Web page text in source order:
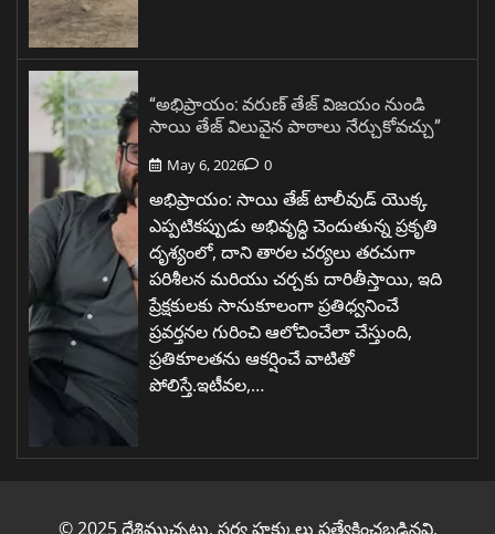
“అభిప్రాయం: వరుణ్ తేజ్ విజయం నుండి
సాయి తేజ్ విలువైన పాఠాలు నేర్చుకోవచ్చు”
May 6, 2026 0
అభిప్రాయం: సాయి తేజ్ టాలీవుడ్ యొక్క
ఎప్పటికప్పుడు అభివృద్ధి చెందుతున్న ప్రకృతి
దృశ్యంలో, దాని తారల చర్యలు తరచుగా
పరిశీలన మరియు చర్చకు దారితీస్తాయి, ఇది
ప్రేక్షకులకు సానుకూలంగా ప్రతిధ్వనించే
ప్రవర్తనల గురించి ఆలోచించేలా చేస్తుంది,
ప్రతికూలతను ఆకర్షించే వాటితో
పోలిస్తే.ఇటీవల,…
© 2025 దేశిముచ్చట్లు. సర్వ హక్కులు ప్రత్యేకించబడినవి.